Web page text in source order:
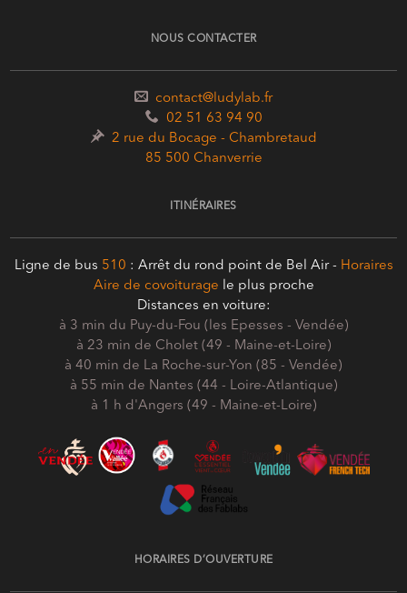
NOUS CONTACTER
contact@ludylab.fr
02 51 63 94 90
2 rue du Bocage - Chambretaud
85 500 Chanverrie
ITINÉRAIRES
Ligne de bus 510 : Arrêt du rond point de Bel Air - Horaires
Aire de covoiturage le plus proche
Distances en voiture:
à 3 min du Puy-du-Fou (les Epesses - Vendée)
à 23 min de Cholet (49 - Maine-et-Loire)
à 40 min de La Roche-sur-Yon (85 - Vendée)
à 55 min de Nantes (44 - Loire-Atlantique)
à 1 h d'Angers (49 - Maine-et-Loire)
HORAIRES D’OUVERTURE